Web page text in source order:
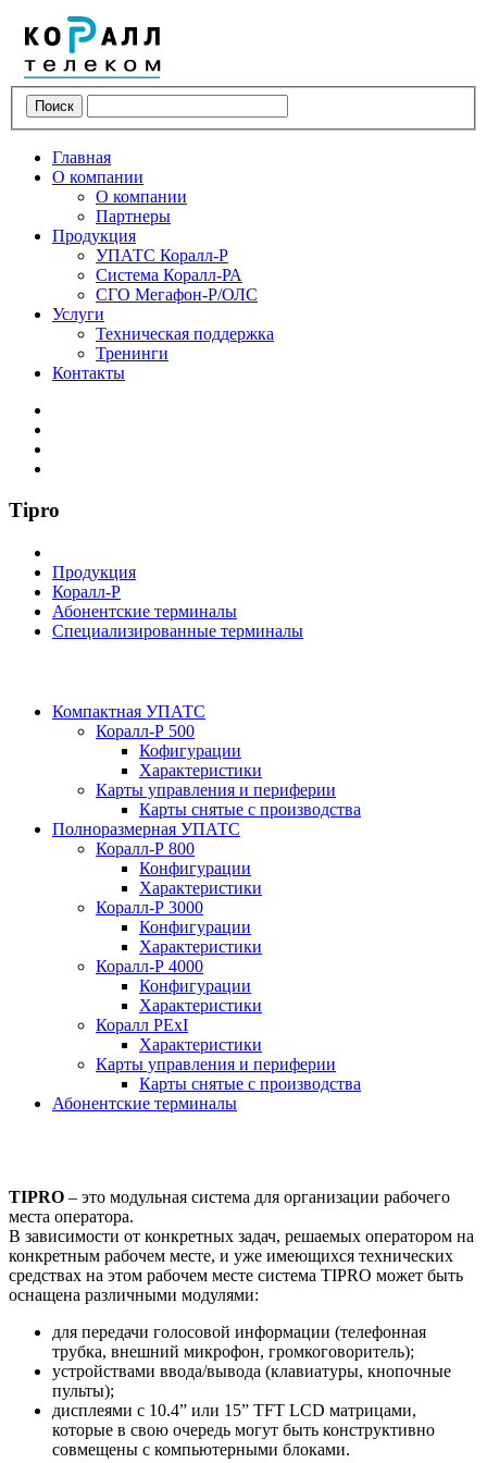
Поиск
Главная
О компании
О компании
Партнеры
Продукция
УПАТС Коралл-Р
Система Коралл-РА
СГО Мегафон-Р/ОЛС
Услуги
Техническая поддержка
Тренинги
Контакты
Tipro
Продукция
Коралл-Р
Абонентские терминалы
Специализированные терминалы
Компактная УПАТС
Коралл-Р 500
Кофигурации
Характеристики
Карты управления и периферии
Карты снятые с производства
Полноразмерная УПАТС
Коралл-Р 800
Конфигурации
Характеристики
Коралл-Р 3000
Конфигурации
Характеристики
Коралл-Р 4000
Конфигурации
Характеристики
Коралл PExI
Характеристики
Карты управления и периферии
Карты снятые с производства
Абонентские терминалы
TIPRO – это модульная система для организации рабочего
места оператора.
В зависимости от конкретных задач, решаемых оператором на
конкретным рабочем месте, и уже имеющихся технических
средствах на этом рабочем месте система TIPRO может быть
оснащена различными модулями:
для передачи голосовой информации (телефонная
трубка, внешний микрофон, громкоговоритель);
устройствами ввода/вывода (клавиатуры, кнопочные
пульты);
дисплеями с 10.4” или 15” TFT LCD матрицами,
которые в свою очередь могут быть конструктивно
совмещены с компьютерными блоками.